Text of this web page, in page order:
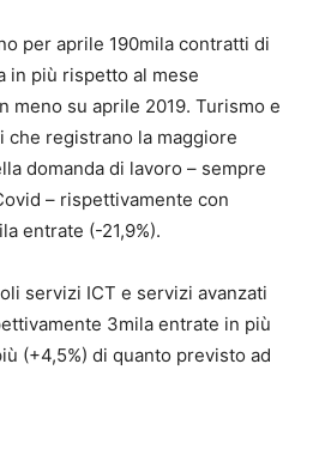
per aprile 190mila contratti di
in più rispetto al mese
meno su aprile 2019. Turismo e
registrano la maggiore
domanda di lavoro – sempre
– rispettivamente con
entrate (-21,9%).
servizi ICT e servizi avanzati
3mila entrate in più
(+4,5%) di quanto previsto ad